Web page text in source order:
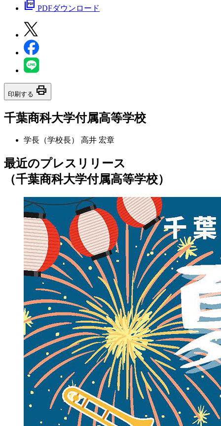
picture_as_pdf PDFダウンロード
印刷する print
千葉商科大学付属高等学校
学長（学校長） 高井 宏章
最近のプレスリリース
（千葉商科大学付属高等学校）